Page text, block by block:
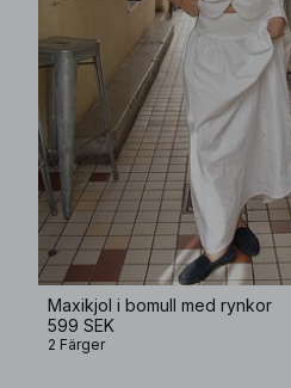
Maxikjol i bomull med rynkor
599 SEK
2 Färger